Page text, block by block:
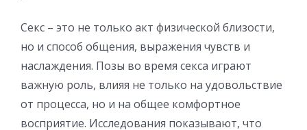
Секс – это не только акт физической близости,
но и способ общения, выражения чувств и
наслаждения. Позы во время секса играют
важную роль, влияя не только на удовольствие
от процесса, но и на общее комфортное
восприятие. Исследования показывают, что